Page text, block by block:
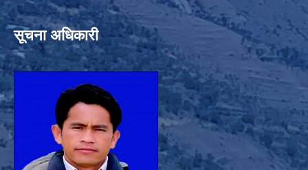
सूचना अधिकारी